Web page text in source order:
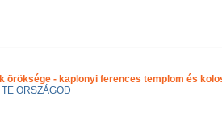
öröksége - kaplonyi ferences templom és
ORSZÁGOD